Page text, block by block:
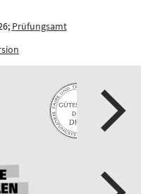
Prüfungsamt